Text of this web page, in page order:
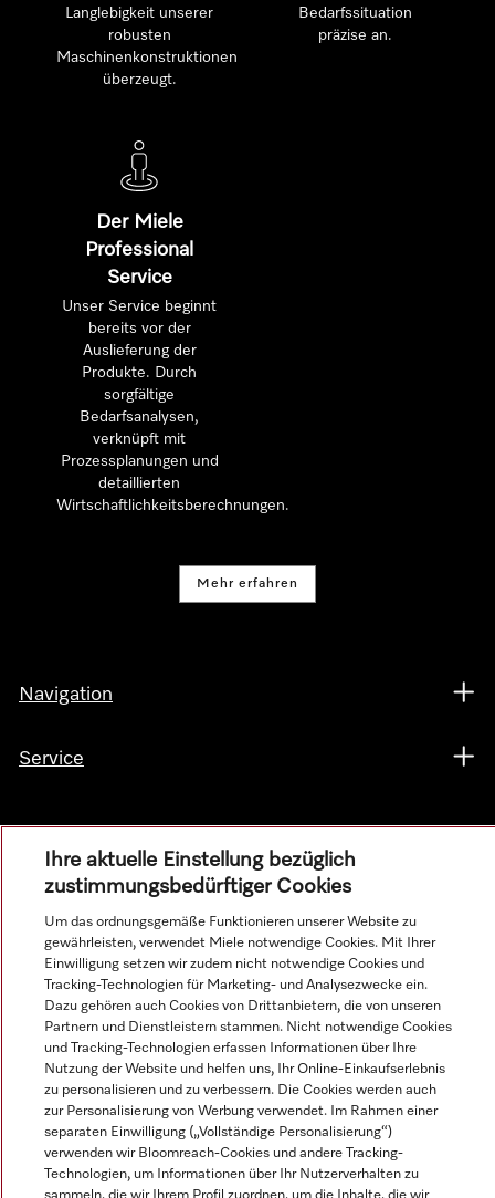
Langlebigkeit unserer
robusten
Maschinenkonstruktionen
überzeugt.
Bedarfssituation
präzise an.
Der Miele
Professional
Service
Unser Service beginnt
bereits vor der
Auslieferung der
Produkte. Durch
sorgfältige
Bedarfsanalysen,
verknüpft mit
Prozessplanungen und
detaillierten
Wirtschaftlichkeitsberechnungen.
Mehr erfahren
Navigation
Service
Alle Produktpreise zzgl. MwSt.; Lieferung stets ohne
Dekorationsmaterial.
© Miele & Cie. KG.
Ihre aktuelle Einstellung bezüglich
zustimmungsbedürftiger Cookies
Um das ordnungsgemäße Funktionieren unserer Website zu
gewährleisten, verwendet Miele notwendige Cookies. Mit Ihrer
Einwilligung setzen wir zudem nicht notwendige Cookies und
Tracking-Technologien für Marketing- und Analysezwecke ein.
Dazu gehören auch Cookies von Drittanbietern, die von unseren
Partnern und Dienstleistern stammen. Nicht notwendige Cookies
und Tracking-Technologien erfassen Informationen über Ihre
Nutzung der Website und helfen uns, Ihr Online-Einkaufserlebnis
zu personalisieren und zu verbessern. Die Cookies werden auch
zur Personalisierung von Werbung verwendet. Im Rahmen einer
separaten Einwilligung („Vollständige Personalisierung“)
verwenden wir Bloomreach-Cookies und andere Tracking-
Technologien, um Informationen über Ihr Nutzerverhalten zu